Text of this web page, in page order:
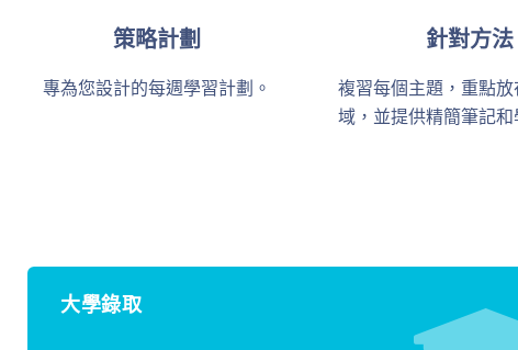
策略計劃
專為您設計的每週學習計劃。
針對方法
複習每個主題，重點
域，並提供精簡筆記和
大學錄取